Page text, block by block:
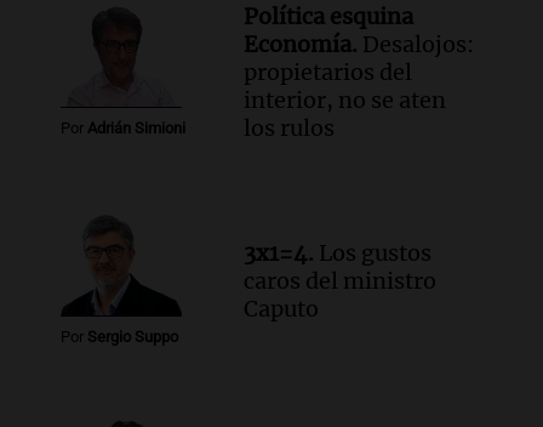
Episodios
Audio. Brutal asalto en Concepción:
anciano de 88 años golpeado para
robarle un millón de pesos
Panorama Federal
Moyano para levantar la perimetral
sobre Candela Arizaga
Panorama Federal
Episodios
Por Adrián Simioni
Política esquina
Economía. Desalojos:
propietarios del
interior, no se aten
los rulos
Por Sergio Suppo
3x1=4. Los gustos
caros del ministro
Caputo